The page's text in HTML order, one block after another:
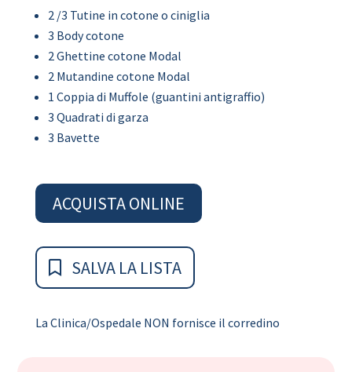
2 /3 Tutine in cotone o ciniglia
3 Body cotone
2 Ghettine cotone Modal
2 Mutandine cotone Modal
1 Coppia di Muffole (guantini antigraffio)
3 Quadrati di garza
3 Bavette
ACQUISTA ONLINE
SALVA LA LISTA
La Clinica/Ospedale NON fornisce il corredino